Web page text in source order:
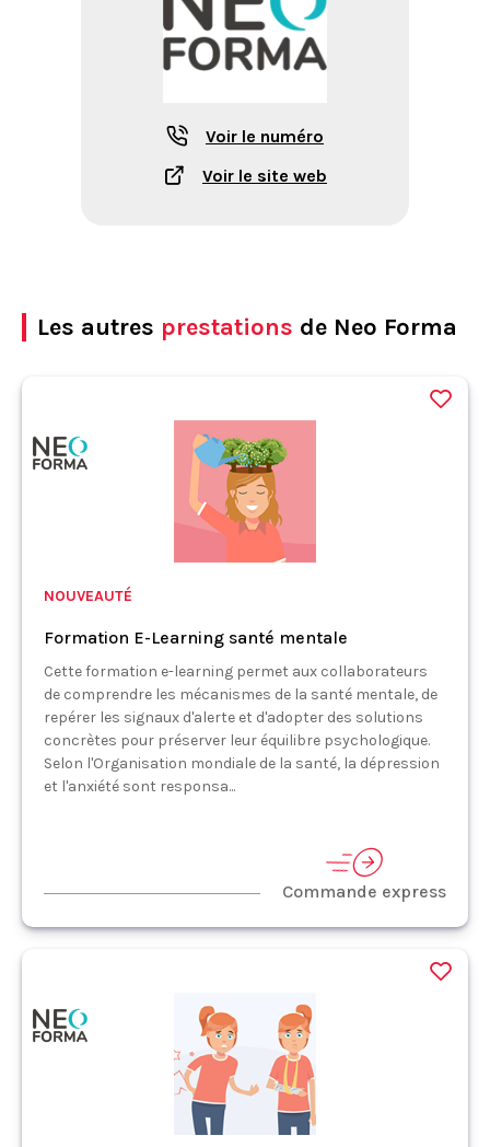
Voir le numéro
Voir le site web
Les autres prestations de Neo Forma
NOUVEAUTÉ
Formation E-Learning santé mentale
Cette formation e-learning permet aux collaborateurs
de comprendre les mécanismes de la santé mentale, de
repérer les signaux d'alerte et d'adopter des solutions
concrètes pour préserver leur équilibre psychologique.
Selon l'Organisation mondiale de la santé, la dépression
et l'anxiété sont responsa...
Commande express